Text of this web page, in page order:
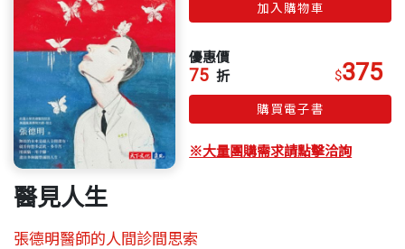
加入購物車
優惠價
75 折 $375
購買電子書
※大量團購需求請點擊洽詢
醫見人生
張德明醫師的人間診間思索